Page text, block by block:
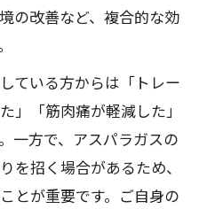
素バランスと摂取の
パラガスが活躍する理
で疲労回復を実感す
日の疲れにどう働く
の改善など、複合的な効
ている方からは「トレー
」「筋肉痛が軽減した」
一方で、アスパラガスの
を招く場合があるため、
とが重要です。ご自身の